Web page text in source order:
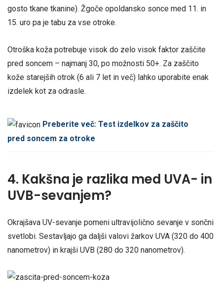
gosto tkane tkanine). Žgoče opoldansko sonce med 11. in
15. uro pa je tabu za vse otroke.
Otroška koža potrebuje visok do zelo visok faktor zaščite
pred soncem – najmanj 30, po možnosti 50+. Za zaščito
kože starejših otrok (6 ali 7 let in več) lahko uporabite enak
izdelek kot za odrasle.
Preberite več: Test izdelkov za zaščito
pred soncem za otroke
4. Kakšna je razlika med UVA- in
UVB-sevanjem?
Okrajšava UV-sevanje pomeni ultravijolično sevanje v sončni
svetlobi. Sestavljajo ga daljši valovi žarkov UVA (320 do 400
nanometrov) in krajši UVB (280 do 320 nanometrov).